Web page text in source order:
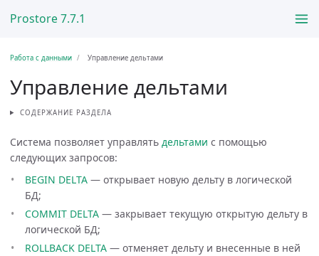
Prostore 7.7.1
Работа с данными Управление дельтами
Управление дельтами
СОДЕРЖАНИЕ РАЗДЕЛА
Система позволяет управлять дельтами с помощью
следующих запросов:
BEGIN DELTA — открывает новую дельту в логической
БД;
COMMIT DELTA — закрывает текущую открытую дельту в
логической БД;
ROLLBACK DELTA — отменяет дельту и внесенные в ней